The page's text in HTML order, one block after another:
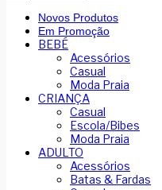
Novos Produtos
Em Promoção
BEBÉ
Acessórios
Casual
Moda Praia
CRIANÇA
Casual
Escola/Bibes
Moda Praia
ADULTO
Acessórios
Batas & Fardas